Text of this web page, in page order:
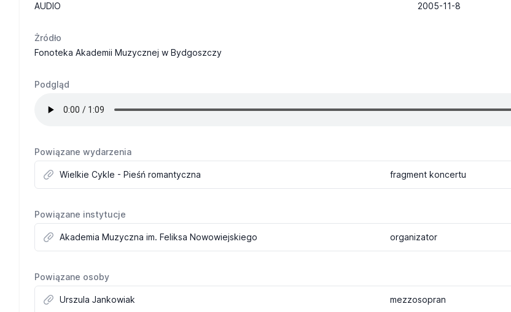
AUDIO
2005-11-8
Żródło
Fonoteka Akademii Muzycznej w Bydgoszczy
Podgląd
Powiązane wydarzenia
Wielkie Cykle - Pieśń romantyczna fragment koncertu
Powiązane instytucje
Akademia Muzyczna im. Feliksa Nowowiejskiego organizator
Powiązane osoby
Urszula Jankowiak mezzosopran